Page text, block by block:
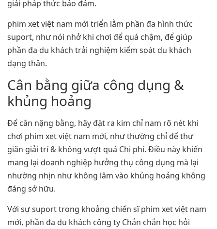
giải pháp thức bảo đảm.
phim xet việt nam mới triển lẵm phần đa hình thức
suport, như nói nhở khi chơi để quá chậm, để giúp
phần đa du khách trải nghiệm kiểm soát du khách
dạng thân.
Cân bằng giữa công dụng &
khủng hoảng
Để cân nặng bằng, hãy đặt ra kim chỉ nam rõ nét khi
chơi phim xet việt nam mới, như thường chỉ để thư
giãn giải trí & không vượt quá Chi phí. Điều này khiến
mang lại doanh nghiệp hưởng thụ công dụng mà lại
nhường nhịn như không lâm vào khủng hoảng không
đáng sở hữu.
Với sự suport trong khoảng chiến sĩ phim xet việt nam
mới, phần đa du khách công ty Chắn chắn học hỏi